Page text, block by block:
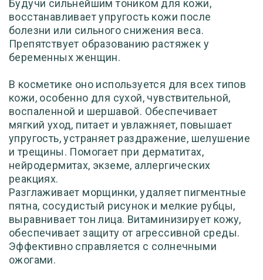
Будучи сильнейшим тоником для кожи,
восстанавливает упругость кожи после
болезни или сильного снижения веса.
Препятствует образованию растяжек у
беременных женщин.
В косметике оно используется для всех типов
кожи, особенно для сухой, чувствительной,
воспаленной и шершавой. Обеспечивает
мягкий уход, питает и увлажняет, повышает
упругость, устраняет раздражение, шелушение
и трещины. Помогает при дерматитах,
нейродермитах, экземе, аллергических
реакциях.
Разглаживает морщинки, удаляет пигментные
пятна, сосудистый рисунок и мелкие рубцы,
выравнивает тон лица. Витаминизирует кожу,
обеспечивает защиту от агрессивной среды.
Эффективно справляется с солнечными
ожогами.